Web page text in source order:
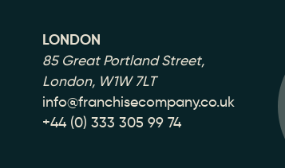
LONDON
85 Great Portland Street,
London, W1W 7LT
info@franchisecompany.co.uk
+44 (0) 333 305 99 74